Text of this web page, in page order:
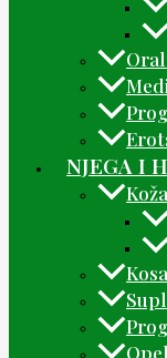
NJEGA I
Koža
Kosa